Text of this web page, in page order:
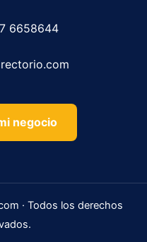
6658644
negocio
· Todos los derechos